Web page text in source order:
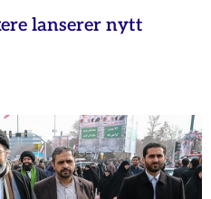
lanserer nytt